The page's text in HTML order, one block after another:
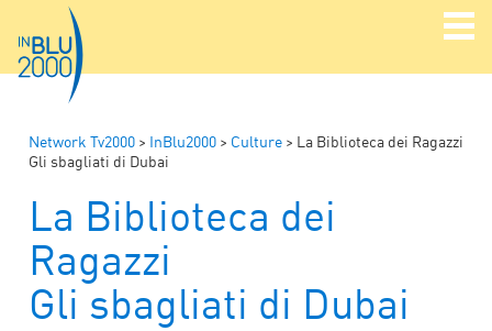
Network Tv2000 > InBlu2000 > Culture > La Biblioteca dei Ragazzi
Gli sbagliati di Dubai
La Biblioteca dei
Ragazzi
Gli sbagliati di Dubai